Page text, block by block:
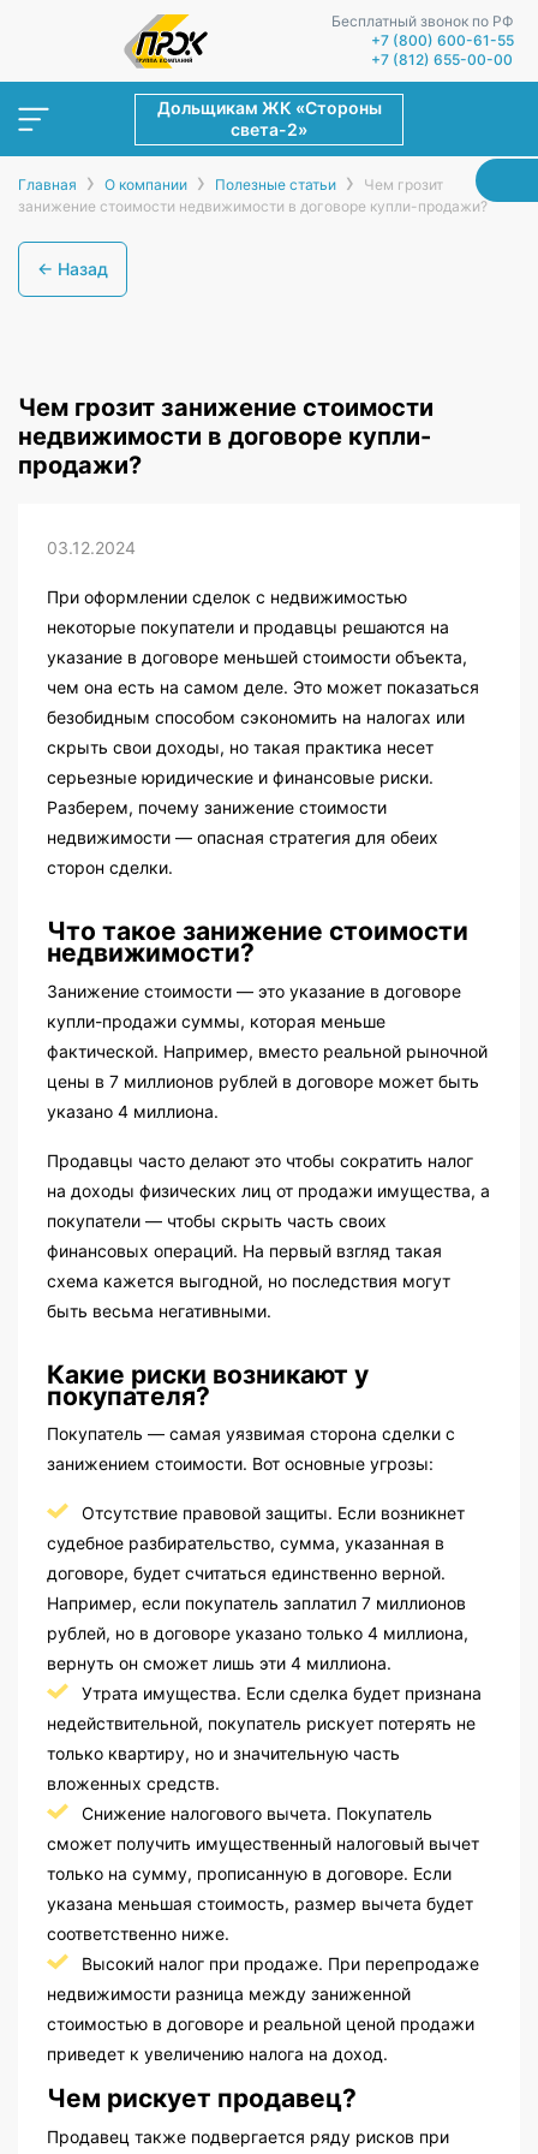
Бесплатный звонок по РФ
+7 (800) 600-61-55
+7 (812) 655-00-00
Дольщикам ЖК «Стороны
света-2»
Главная › О компании › Полезные статьи ›
Чем грозит
занижение стоимости недвижимости в договоре купли-продажи?
← Назад
Чем грозит занижение стоимости
недвижимости в договоре купли-
продажи?
03.12.2024
При оформлении сделок с недвижимостью
некоторые покупатели и продавцы решаются на
указание в договоре меньшей стоимости объекта,
чем она есть на самом деле. Это может показаться
безобидным способом сэкономить на налогах или
скрыть свои доходы, но такая практика несет
серьезные юридические и финансовые риски.
Разберем, почему занижение стоимости
недвижимости — опасная стратегия для обеих
сторон сделки.
Что такое занижение стоимости
недвижимости?
Занижение стоимости — это указание в договоре
купли-продажи суммы, которая меньше
фактической. Например, вместо реальной рыночной
цены в 7 миллионов рублей в договоре может быть
указано 4 миллиона.
Продавцы часто делают это чтобы сократить налог
на доходы физических лиц от продажи имущества, а
покупатели — чтобы скрыть часть своих
финансовых операций. На первый взгляд такая
схема кажется выгодной, но последствия могут
быть весьма негативными.
Какие риски возникают у
покупателя?
Покупатель — самая уязвимая сторона сделки с
занижением стоимости. Вот основные угрозы:
Отсутствие правовой защиты. Если возникнет
судебное разбирательство, сумма, указанная в
договоре, будет считаться единственно верной.
Например, если покупатель заплатил 7 миллионов
рублей, но в договоре указано только 4 миллиона,
вернуть он сможет лишь эти 4 миллиона.
Утрата имущества. Если сделка будет признана
недействительной, покупатель рискует потерять не
только квартиру, но и значительную часть
вложенных средств.
Снижение налогового вычета. Покупатель
сможет получить имущественный налоговый вычет
только на сумму, прописанную в договоре. Если
указана меньшая стоимость, размер вычета будет
соответственно ниже.
Высокий налог при продаже. При перепродаже
недвижимости разница между заниженной
стоимостью в договоре и реальной ценой продажи
приведет к увеличению налога на доход.
Чем рискует продавец?
Продавец также подвергается ряду рисков при